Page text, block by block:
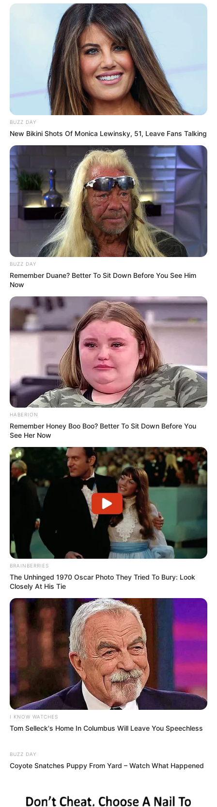
અમારી યુટ્યુબ ચેનલ ને Subscribe કરો
Latest News
અમદાવાદમાં મેયરને જોતા જ 3 દિવસથી પાણીમાં
રહેલા લોકોનો બાટલો ફાટ્યો
2 weeks ago
‘વિદ્યાર્થીઓને મારવાનો આદેશ કોણે આપ્યો, પેલેટ
2 weeks ago
કેનેડામાં કાર અકસ્માતમાં અમદાવાદના કોમ્પ્યુટર
એન્જિનિયરનું મોત
2 weeks ago
પેપર લીક વિરુદ્ધ કાલે નવું બિલ આવી શકે છે, 10
વર્ષની જેલ અને 10 કરોડ સુધીના દંડની જોગવાઈ
2 weeks ago
મોદીએ રાતે 12 વાગ્યે વીડિયો મેસેજ જાહેર કરીને
2 weeks ago
India
BUZZ DAY
New Bikini Shots Of Monica Lewinsky, 51, Leave Fans Talking
BUZZ DAY
Remember Duane? Better To Sit Down Before You See Him
Now
HABERION
Remember Honey Boo Boo? Better To Sit Down Before You
See Her Now
BRAINBERRIES
The Unhinged 1970 Oscar Photo They Tried To Bury: Look
Closely At His Tie
I KNOW WATCHES
Tom Selleck's Home In Columbus Will Leave You Speechless
BUZZ DAY
Coyote Snatches Puppy From Yard – Watch What Happened